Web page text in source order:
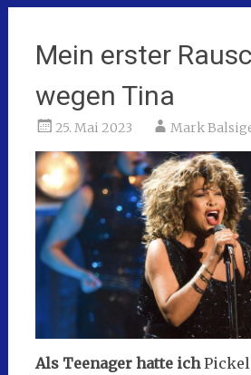
Mein erster
wegen Tina
25. Mai 2023 Mark
Als Teenager hatte ichPickel